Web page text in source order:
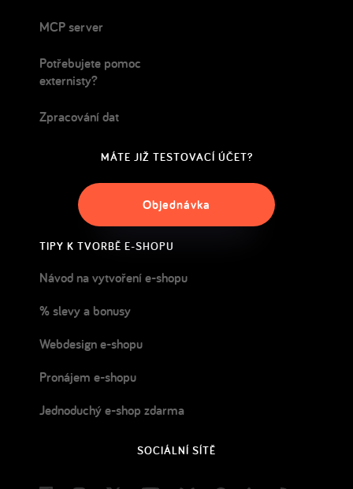
MCP server
Potřebujete pomoc
externisty?
Zpracování dat
MÁTE JIŽ TESTOVACÍ ÚČET?
Objednávka
TIPY K TVORBĚ E-SHOPU
Návod na vytvoření e-shopu
% slevy a bonusy
Webdesign e-shopu
Pronájem e-shopu
Jednoduchý e-shop zdarma
SOCIÁLNÍ SÍTĚ